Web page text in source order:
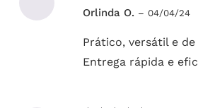
5de 5
Orlinda O. – 04/04/24
Prático, versátil e
Entrega rápida e